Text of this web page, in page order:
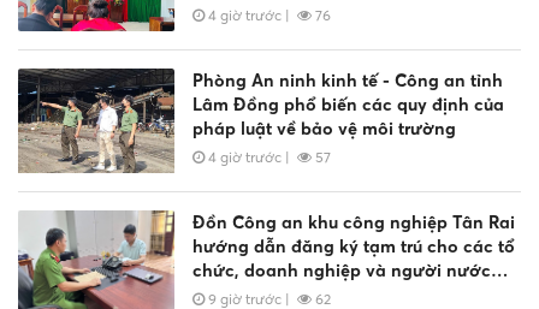
4 giờ trước | 76
Phòng An ninh kinh tế - Công an tỉnh
Lâm Đồng phổ biến các quy định của
pháp luật về bảo vệ môi trường
4 giờ trước | 57
Đồn Công an khu công nghiệp Tân Rai
hướng dẫn đăng ký tạm trú cho các tổ
chức, doanh nghiệp và người nước
ngoài
9 giờ trước | 62